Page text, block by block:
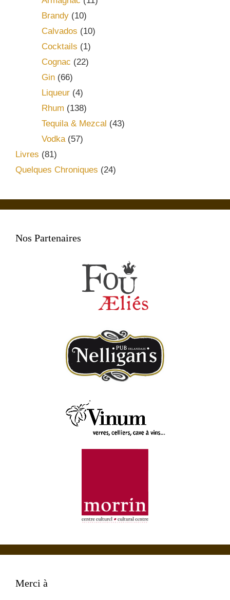
Brandy (10)
Calvados (10)
Cocktails (1)
Cognac (22)
Gin (66)
Liqueur (4)
Rhum (138)
Tequila & Mezcal (43)
Vodka(57)
Livres (81)
Quelques Chroniques (24)
Nos Partenaires
Merci à